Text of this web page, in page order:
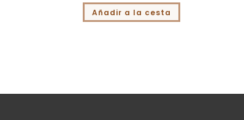
Añadir a la cesta